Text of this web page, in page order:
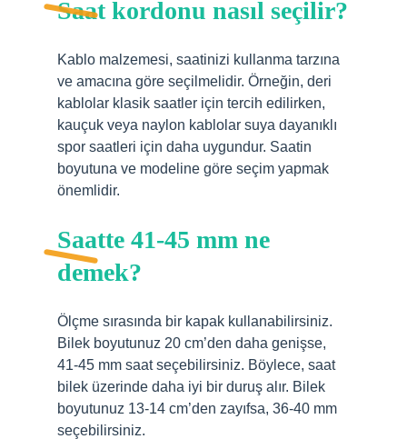
Saat kordonu nasıl seçilir?
Kablo malzemesi, saatinizi kullanma tarzına
ve amacına göre seçilmelidir. Örneğin, deri
kablolar klasik saatler için tercih edilirken,
kauçuk veya naylon kablolar suya dayanıklı
spor saatleri için daha uygundur. Saatin
boyutuna ve modeline göre seçim yapmak
önemlidir.
Saatte 41-45 mm ne
demek?
Ölçme sırasında bir kapak kullanabilirsiniz.
Bilek boyutunuz 20 cm’den daha genişse,
41-45 mm saat seçebilirsiniz. Böylece, saat
bilek üzerinde daha iyi bir duruş alır. Bilek
boyutunuz 13-14 cm’den zayıfsa, 36-40 mm
seçebilirsiniz.